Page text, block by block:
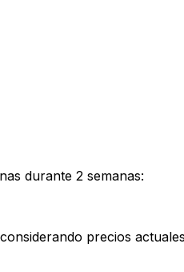
durante 2 semanas:
precios